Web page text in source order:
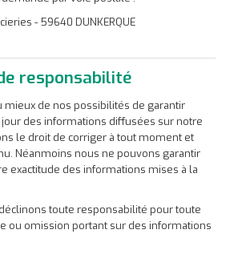
- 59640 DUNKERQUE
responsabilité
mieux de nos possibilités de garantir
des informations diffusées sur notre
le droit de corriger à tout moment et
Néanmoins nous ne pouvons garantir
exactitude des informations mises à la
toute responsabilité pour toute
ou omission portant sur des informations